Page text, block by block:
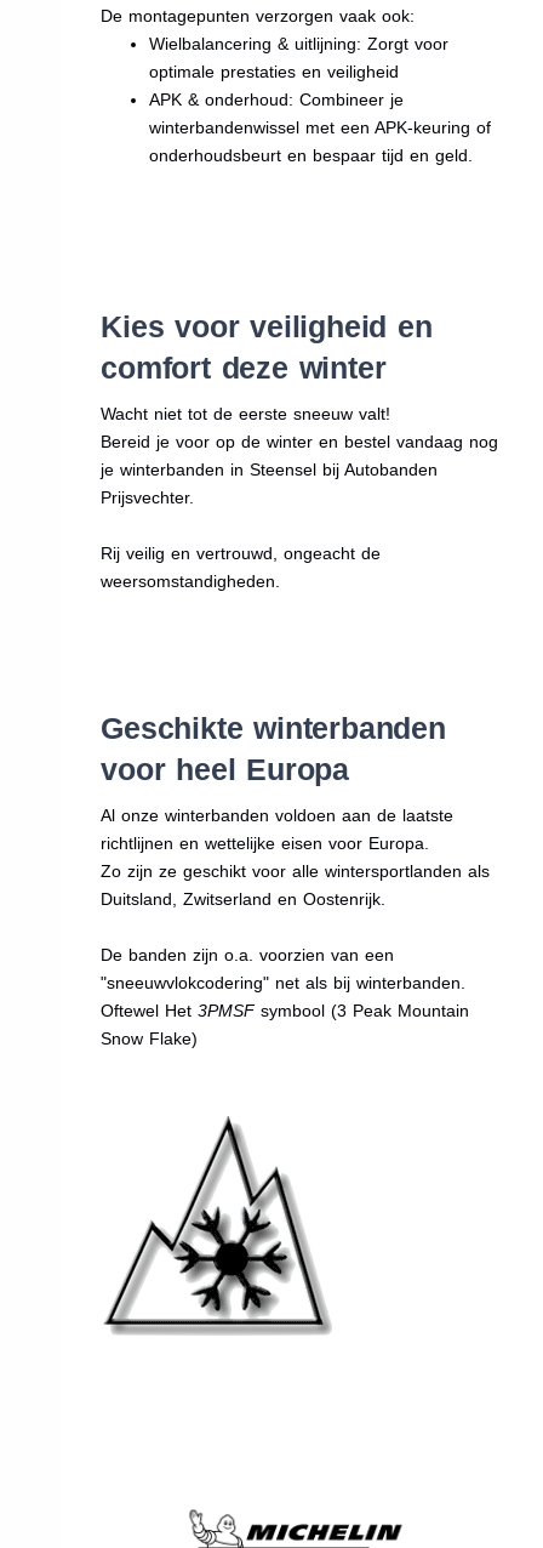
De montagepunten verzorgen vaak ook:
Wielbalancering & uitlijning: Zorgt voor
optimale prestaties en veiligheid
APK & onderhoud: Combineer je
winterbandenwissel met een APK-keuring of
onderhoudsbeurt en bespaar tijd en geld.
Kies voor veiligheid en
comfort deze winter
Wacht niet tot de eerste sneeuw valt!
Bereid je voor op de winter en bestel vandaag nog
je winterbanden in Steensel bij Autobanden
Prijsvechter.
Rij veilig en vertrouwd, ongeacht de
weersomstandigheden.
Geschikte winterbanden
voor heel Europa
Al onze winterbanden voldoen aan de laatste
richtlijnen en wettelijke eisen voor Europa.
Zo zijn ze geschikt voor alle wintersportlanden als
Duitsland, Zwitserland en Oostenrijk.
De banden zijn o.a. voorzien van een
"sneeuwvlokcodering" net als bij winterbanden.
Oftewel Het3PMSFsymbool (3 Peak Mountain
Snow Flake)